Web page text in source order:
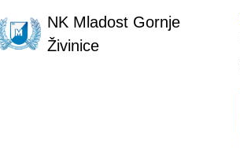
NK Mladost Gornje
Živinice